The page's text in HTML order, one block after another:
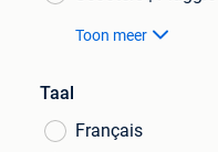
Toon meer
Taal
Français